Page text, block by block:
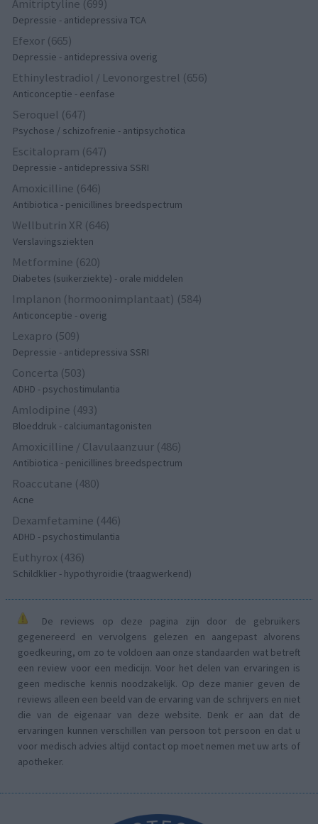
Amitriptyline (699)
Depressie - antidepressiva TCA
Efexor (665)
Depressie - antidepressiva overig
Ethinylestradiol / Levonorgestrel (656)
Anticonceptie - eenfase
Seroquel (647)
Psychose / schizofrenie - antipsychotica
Escitalopram (647)
Depressie - antidepressiva SSRI
Amoxicilline (646)
Antibiotica - penicillines breedspectrum
Wellbutrin XR (646)
Verslavingsziekten
Metformine (620)
Diabetes (suikerziekte) - orale middelen
Implanon (hormoonimplantaat) (584)
Anticonceptie - overig
Lexapro (509)
Depressie - antidepressiva SSRI
Concerta (503)
ADHD - psychostimulantia
Amlodipine (493)
Bloeddruk - calciumantagonisten
Amoxicilline / Clavulaanzuur (486)
Antibiotica - penicillines breedspectrum
Roaccutane (480)
Acne
Dexamfetamine (446)
ADHD - psychostimulantia
Euthyrox (436)
Schildklier - hypothyroidie (traagwerkend)
De reviews op deze pagina zijn door de gebruikers
gegenereerd en vervolgens gelezen en aangepast alvorens
goedkeuring, om zo te voldoen aan onze standaarden wat betreft
een review voor een medicijn. Voor het delen van ervaringen is
geen medische kennis noodzakelijk. Op deze manier geven de
reviews alleen een beeld van de ervaring van de schrijvers en niet
die van de eigenaar van deze website. Denk er aan dat de
ervaringen kunnen verschillen van persoon tot persoon en dat u
voor medisch advies altijd contact op moet nemen met uw arts of
apotheker.